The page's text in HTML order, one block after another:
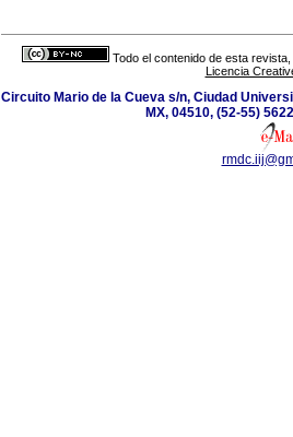
Todo el contenido de esta
Licencia
Circuito Mario de la Cueva s/n, Ciudad
MX, 04510, (52-55)